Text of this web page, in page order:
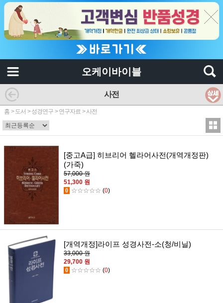
오케이바이블
사전
홈 >도서 >성경연구 >연구자료 >사전
[중고A급] 히브리어 헬라어사전(개역개정판)
(가죽)
57,000 원
51,300 원
0 ☆☆☆☆☆ (0)
[개역개정]라이프 성경사전-소(청/비닐)
33,000 원
29,700 원
0 ☆☆☆☆☆ (0)